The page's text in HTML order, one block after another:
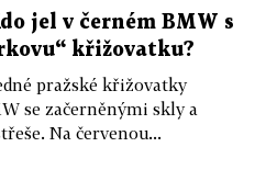
jel v černém BMW s
křižovatku?
pražské křižovatky
se začerněnými skly a
Na červenou...